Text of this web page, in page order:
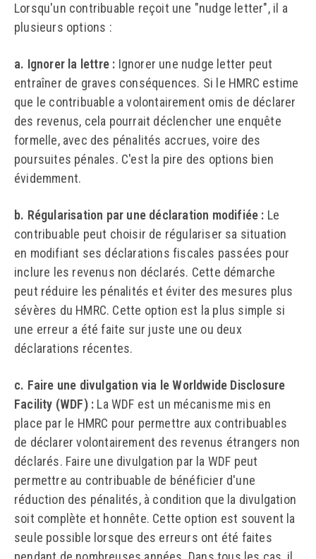
Lorsqu'un contribuable reçoit une "nudge letter", il a
plusieurs options :
a. Ignorer la lettre : Ignorer une nudge letter peut
entraîner de graves conséquences. Si le HMRC estime
que le contribuable a volontairement omis de déclarer
des revenus, cela pourrait déclencher une enquête
formelle, avec des pénalités accrues, voire des
poursuites pénales. C'est la pire des options bien
évidemment.
b. Régularisation par une déclaration modifiée : Le
contribuable peut choisir de régulariser sa situation
en modifiant ses déclarations fiscales passées pour
inclure les revenus non déclarés. Cette démarche
peut réduire les pénalités et éviter des mesures plus
sévères du HMRC. Cette option est la plus simple si
une erreur a été faite sur juste une ou deux
déclarations récentes.
c. Faire une divulgation via le Worldwide Disclosure
Facility (WDF) : La WDF est un mécanisme mis en
place par le HMRC pour permettre aux contribuables
de déclarer volontairement des revenus étrangers non
déclarés. Faire une divulgation par la WDF peut
permettre au contribuable de bénéficier d'une
réduction des pénalités, à condition que la divulgation
soit complète et honnête. Cette option est souvent la
seule possible lorsque des erreurs ont été faites